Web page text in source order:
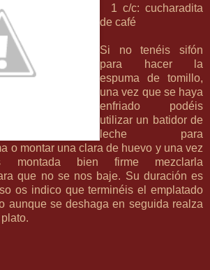
1 c/c: cucharadita
de café
Si no tenéis sifón
para hacer la
espuma de tomillo,
una vez que se haya
enfriado podéis
utilizar un batidor de
leche para
o montar una clara de huevo y una vez
bien firme mezclarla
que no se nos baje. Su duración es
os indico que terminéis el emplatado
aunque se deshaga en seguida realza